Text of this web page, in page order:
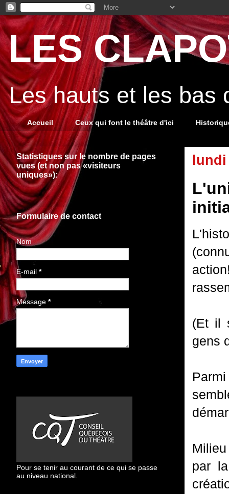
LES
Les hauts et les bas
Accueil Ceux qui font le théâtre d'ici
lundi
(Et il
gens
par
Statistiques sur le nombre de pages
vues (et non pas «visiteurs
uniques»):
Formulaire de contact
Nom
E-mail *
Message *
Pour se tenir au courant de ce qui se passe
au niveau national.